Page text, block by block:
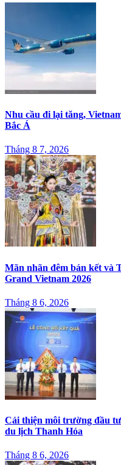
Nhu cầu đi lại tăng,
Bắc Á
Tháng 8 7, 2026
Mãn nhãn đêm bán kết và
Grand Vietnam 2026
Tháng 8 6, 2026
Cải thiện môi trường đầu
du lịch Thanh Hóa
Tháng 8 6, 2026